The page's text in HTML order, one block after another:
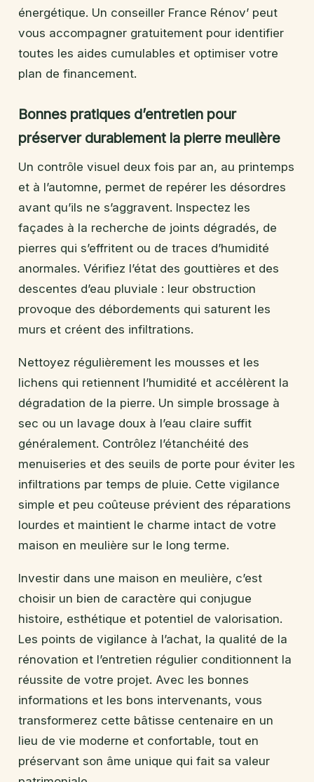
énergétique. Un conseiller France Rénov’ peut
vous accompagner gratuitement pour identifier
toutes les aides cumulables et optimiser votre
plan de financement.
Bonnes pratiques d’entretien pour
préserver durablement la pierre meulière
Un contrôle visuel deux fois par an, au printemps
et à l’automne, permet de repérer les désordres
avant qu’ils ne s’aggravent. Inspectez les
façades à la recherche de joints dégradés, de
pierres qui s’effritent ou de traces d’humidité
anormales. Vérifiez l’état des gouttières et des
descentes d’eau pluviale : leur obstruction
provoque des débordements qui saturent les
murs et créent des infiltrations.
Nettoyez régulièrement les mousses et les
lichens qui retiennent l’humidité et accélèrent la
dégradation de la pierre. Un simple brossage à
sec ou un lavage doux à l’eau claire suffit
généralement. Contrôlez l’étanchéité des
menuiseries et des seuils de porte pour éviter les
infiltrations par temps de pluie. Cette vigilance
simple et peu coûteuse prévient des réparations
lourdes et maintient le charme intact de votre
maison en meulière sur le long terme.
Investir dans une maison en meulière, c’est
choisir un bien de caractère qui conjugue
histoire, esthétique et potentiel de valorisation.
Les points de vigilance à l’achat, la qualité de la
rénovation et l’entretien régulier conditionnent la
réussite de votre projet. Avec les bonnes
informations et les bons intervenants, vous
transformerez cette bâtisse centenaire en un
lieu de vie moderne et confortable, tout en
préservant son âme unique qui fait sa valeur